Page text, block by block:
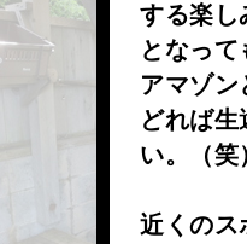
する楽し
となっ
アマゾン
どれば
い。（笑
近くのス